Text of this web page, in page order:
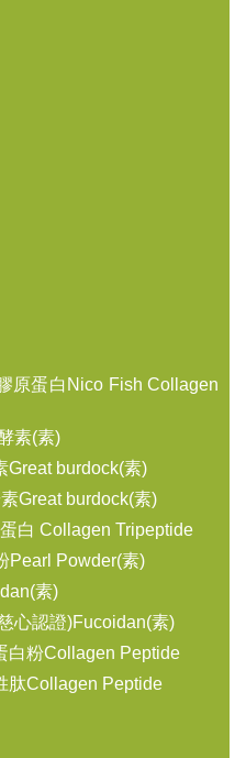
原蛋白Nico Fish Collagen
素(素)
Great burdock(素)
Great burdock(素)
白 Collagen Tripeptide
Pearl Powder(素)
素)
心認證)Fucoidan(素)
白粉Collagen Peptide
肽Collagen Peptide